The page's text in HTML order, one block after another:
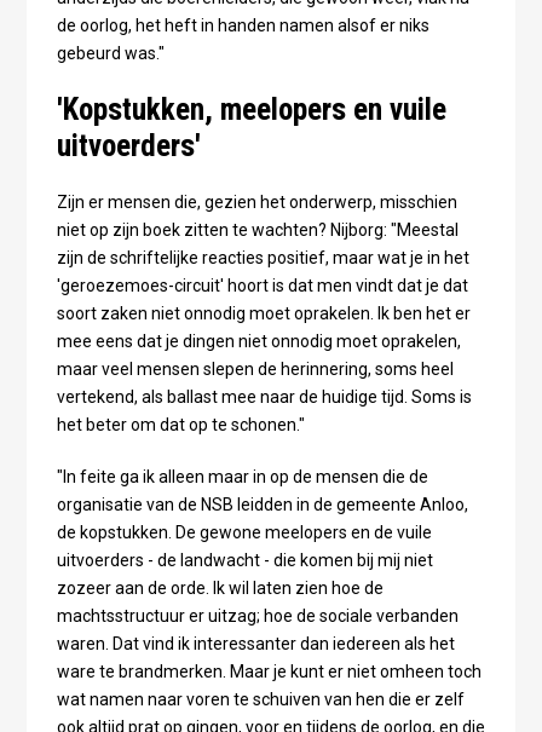
de oorlog, het heft in handen namen alsof er niks
gebeurd was."
'Kopstukken, meelopers en vuile
uitvoerders'
Zijn er mensen die, gezien het onderwerp, misschien
niet op zijn boek zitten te wachten? Nijborg: "Meestal
zijn de schriftelijke reacties positief, maar wat je in het
'geroezemoes-circuit' hoort is dat men vindt dat je dat
soort zaken niet onnodig moet oprakelen. Ik ben het er
mee eens dat je dingen niet onnodig moet oprakelen,
maar veel mensen slepen de herinnering, soms heel
vertekend, als ballast mee naar de huidige tijd. Soms is
het beter om dat op te schonen."
"In feite ga ik alleen maar in op de mensen die de
organisatie van de NSB leidden in de gemeente Anloo,
de kopstukken. De gewone meelopers en de vuile
uitvoerders - de landwacht - die komen bij mij niet
zozeer aan de orde. Ik wil laten zien hoe de
machtsstructuur er uitzag; hoe de sociale verbanden
waren. Dat vind ik interessanter dan iedereen als het
ware te brandmerken. Maar je kunt er niet omheen toch
wat namen naar voren te schuiven van hen die er zelf
ook altijd prat op gingen, voor en tijdens de oorlog, en die